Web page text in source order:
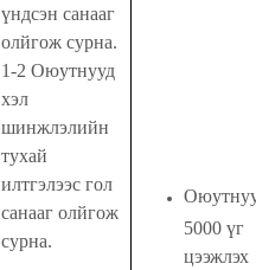
үндсэн санааг
олйгож сурна.
1-2 Оюутнууд
хэл
шинжлэлийн
тухай
илтгэлээс гол
санааг олйгож
сурна.
5000 үг
цээжлэх